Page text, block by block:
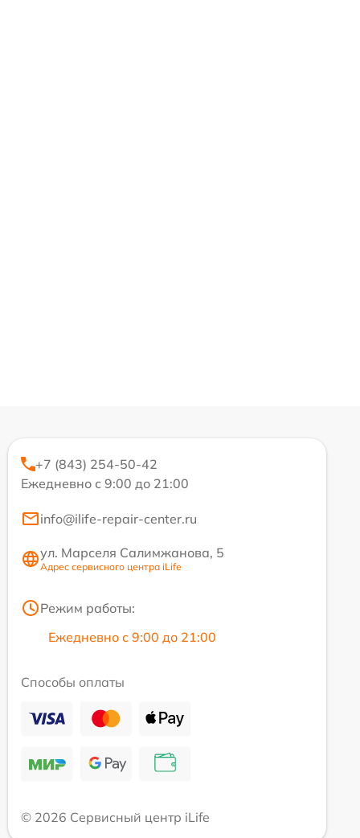
+7 (843) 254-50-42
Ежедневно с 9:00 до 21:00
info@ilife-repair-center.ru
ул. Марселя Салимжанова, 5
Адрес сервисного центра iLife
Режим работы:
Ежедневно с 9:00 до 21:00
Способы оплаты
© 2026 Сервисный центр iLife